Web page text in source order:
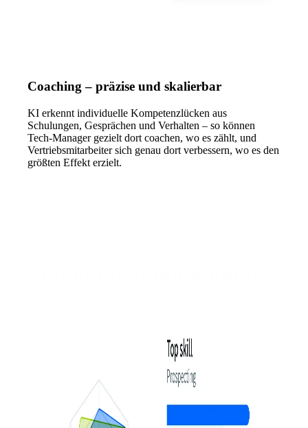
Coaching – präzise und skalierbar
KI erkennt individuelle Kompetenzlücken aus
Schulungen, Gesprächen und Verhalten – so können
Tech-Manager gezielt dort coachen, wo es zählt, und
Vertriebsmitarbeiter sich genau dort verbessern, wo es den
größten Effekt erzielt.